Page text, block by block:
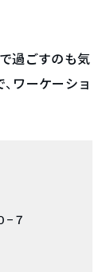
過ごすのも気
ワーケーショ
−７